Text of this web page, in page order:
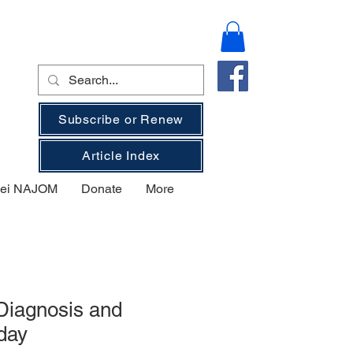
Subscribe or Renew
Article Index
NAJOM Donate More
and